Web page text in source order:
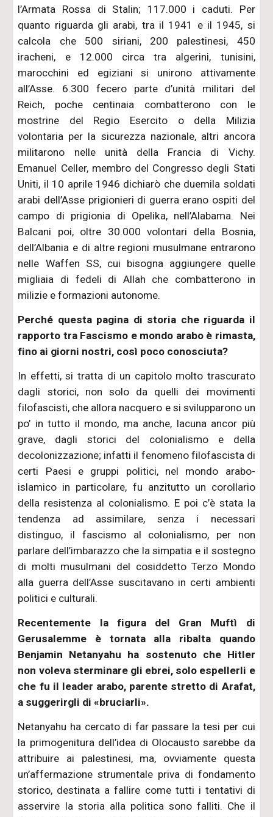
l’Armata Rossa di Stalin; 117.000 i caduti. Per
quanto riguarda gli arabi, tra il 1941 e il 1945, si
calcola che 500 siriani, 200 palestinesi, 450
iracheni, e 12.000 circa tra algerini, tunisini,
marocchini ed egiziani si unirono attivamente
all’Asse. 6.300 fecero parte d’unità militari del
Reich, poche centinaia combatterono con le
mostrine del Regio Esercito o della Milizia
volontaria per la sicurezza nazionale, altri ancora
militarono nelle unità della Francia di Vichy.
Emanuel Celler, membro del Congresso degli Stati
Uniti, il 10 aprile 1946 dichiarò che duemila soldati
arabi dell’Asse prigionieri di guerra erano ospiti del
campo di prigionia di Opelika, nell’Alabama. Nei
Balcani poi, oltre 30.000 volontari della Bosnia,
dell’Albania e di altre regioni musulmane entrarono
nelle Waffen SS, cui bisogna aggiungere quelle
migliaia di fedeli di Allah che combatterono in
milizie e formazioni autonome.
Perché questa pagina di storia che riguarda il
rapporto tra Fascismo e mondo arabo è rimasta,
fino ai giorni nostri, così poco conosciuta?
In effetti, si tratta di un capitolo molto trascurato
dagli storici, non solo da quelli dei movimenti
filofascisti, che allora nacquero e si svilupparono un
po’ in tutto il mondo, ma anche, lacuna ancor più
grave, dagli storici del colonialismo e della
decolonizzazione; infatti il fenomeno filofascista di
certi Paesi e gruppi politici, nel mondo arabo-
islamico in particolare, fu anzitutto un corollario
della resistenza al colonialismo. E poi c’è stata la
tendenza ad assimilare, senza i necessari
distinguo, il fascismo al colonialismo, per non
parlare dell’imbarazzo che la simpatia e il sostegno
di molti musulmani del cosiddetto Terzo Mondo
alla guerra dell’Asse suscitavano in certi ambienti
politici e culturali.
Recentemente la figura del Gran Muftì di
Gerusalemme è tornata alla ribalta quando
Benjamin Netanyahu ha sostenuto che Hitler
non voleva sterminare gli ebrei, solo espellerli e
che fu il leader arabo, parente stretto di Arafat,
a suggerirgli di «bruciarli».
Netanyahu ha cercato di far passare la tesi per cui
la primogenitura dell’idea di Olocausto sarebbe da
attribuire ai palestinesi, ma, ovviamente questa
un’affermazione strumentale priva di fondamento
storico, destinata a fallire come tutti i tentativi di
asservire la storia alla politica sono falliti. Che il